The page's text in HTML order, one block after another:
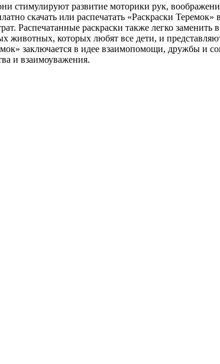
стимулируют развитие моторики рук,
скачать или распечатать «Раскраски
Распечатанные раскраски также легко
животных, которых любят все дети, и
заключается в идее взаимопомощи, дружбы и
и взаимоуважения.